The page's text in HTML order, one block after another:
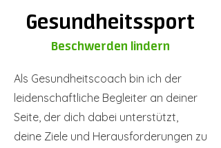
Gesundheitssport
Beschwerden lindern
Als Gesundheitscoach bin ich der
leidenschaftliche Begleiter an deiner
Seite, der dich dabei unterstützt,
deine Ziele und Herausforderungen zu